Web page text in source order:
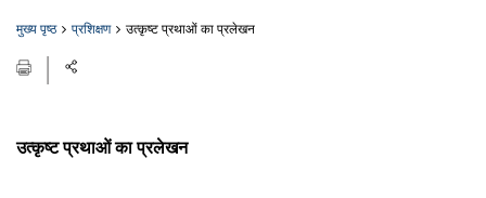
मुख्य पृष्ठ प्रशिक्षण उत्कृष्ट प्रथाओं का प्रलेखन
उत्कृष्ट प्रथाओं का प्रलेखन